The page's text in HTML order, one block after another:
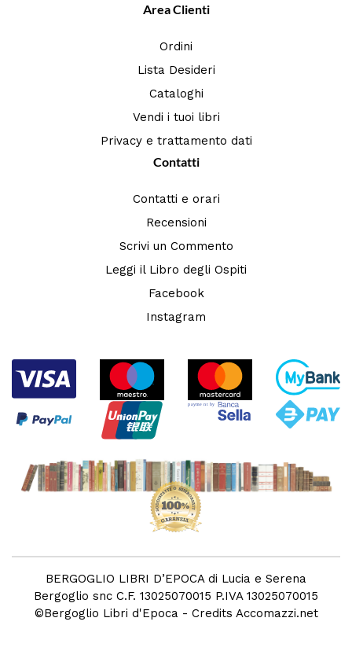
Area Clienti
Ordini
Lista Desideri
Cataloghi
Vendi i tuoi libri
Privacy e trattamento dati
Contatti
Contatti e orari
Recensioni
Scrivi un Commento
Leggi il Libro degli Ospiti
Facebook
Instagram
BERGOGLIO LIBRI D’EPOCA di Lucia e Serena
Bergoglio snc C.F. 13025070015 P.IVA 13025070015
©Bergoglio Libri d'Epoca - Credits Accomazzi.net